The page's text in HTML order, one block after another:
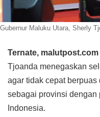
Gubernur Maluku Utara, Sherly
Ternate, malutpost.com
Tjoanda menegaskan
agar tidak cepat
sebagai provinsi dengan
Indonesia.